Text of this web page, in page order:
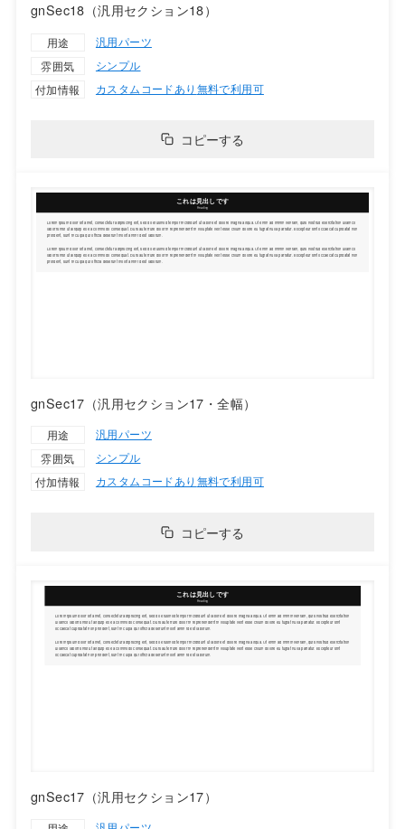
gnSec18（汎用セクション18）
用途
汎用パーツ
雰囲気
シンプル
付加情報
カスタムコードあり 無料で利用可
コピーする
gnSec17（汎用セクション17・全幅）
用途
汎用パーツ
雰囲気
シンプル
付加情報
カスタムコードあり 無料で利用可
コピーする
gnSec17（汎用セクション17）